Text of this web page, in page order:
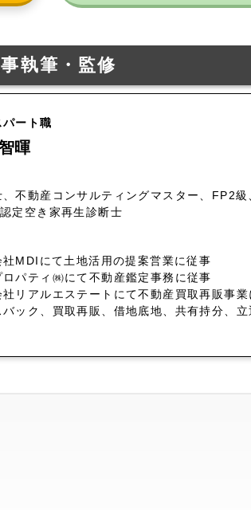
執筆・監修
パート職
暉
、不動産コンサルティングマスター、FP2級
定空き家再生診断士
社MDIにて土地活用の提案営業に従事
ロパティ㈱にて不動産鑑定事務に従事
社リアルエステートにて不動産買取再販事業
バック、買取再販、借地底地、共有持分、